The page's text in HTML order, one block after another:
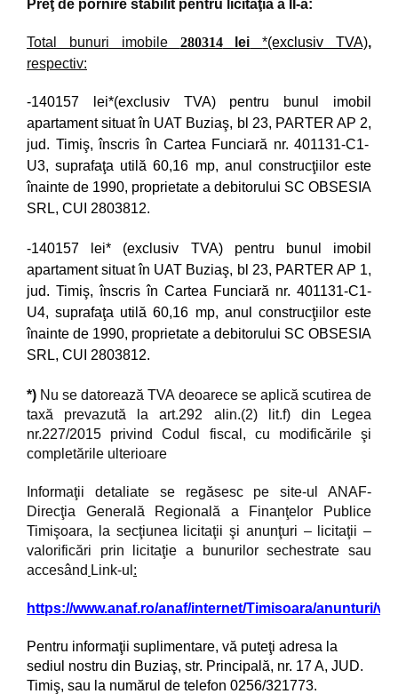
Preţ de pornire stabilit pentru licitaţia a II-a:
Total bunuri imobile 280314lei *(exclusiv TVA),
respectiv:
-140157 lei*(exclusiv TVA) pentru bunul imobil
apartament situat în UAT Buziaş, bl 23, PARTER AP 2,
jud. Timiş, înscris în Cartea Funciară nr. 401131-C1-
U3, suprafaţa utilă 60,16 mp, anul construcţiilor este
înainte de 1990, proprietate a debitorului SC OBSESIA
SRL, CUI 2803812.
-140157 lei* (exclusiv TVA) pentru bunul imobil
apartament situat în UAT Buziaş, bl 23, PARTER AP 1,
jud. Timiş, înscris în Cartea Funciară nr. 401131-C1-
U4, suprafaţa utilă 60,16 mp, anul construcţiilor este
înainte de 1990, proprietate a debitorului SC OBSESIA
SRL, CUI 2803812.
*) Nu se datorează TVA deoarece se aplică scutirea de
taxă prevazută la art.292 alin.(2) lit.f) din Legea
nr.227/2015 privind Codul fiscal, cu modificările şi
completările ulterioare
Informaţii detaliate se regăsesc pe site-ul ANAF-
Direcţia Generală Regională a Finanţelor Publice
Timişoara, la secţiunea licitaţii şi anunţuri – licitaţii –
valorificări prin licitaţie a bunurilor sechestrate sau
accesând Link-ul :
https://www.anaf.ro/anaf/internet/Timisoara/anunturi/
Pentru informaţii suplimentare, vă puteţi adresa la
sediul nostru din Buziaş, str. Principală, nr. 17 A, JUD.
Timiş, sau la numărul de telefon 0256/321773.